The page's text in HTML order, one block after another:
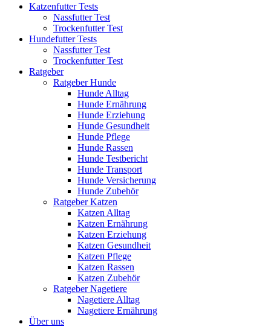
Katzenfutter Tests
Nassfutter Test
Trockenfutter Test
Hundefutter Tests
Nassfutter Test
Trockenfutter Test
Ratgeber
Ratgeber Hunde
Hunde Alltag
Hunde Ernährung
Hunde Erziehung
Hunde Gesundheit
Hunde Pflege
Hunde Rassen
Hunde Testbericht
Hunde Transport
Hunde Versicherung
Hunde Zubehör
Ratgeber Katzen
Katzen Alltag
Katzen Ernährung
Katzen Erziehung
Katzen Gesundheit
Katzen Pflege
Katzen Rassen
Katzen Zubehör
Ratgeber Nagetiere
Nagetiere Alltag
Nagetiere Ernährung
Über uns